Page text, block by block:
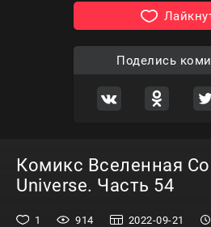
Поделись
Комикс Вселенная
Universe. Часть 54
1 914 2022-09-21